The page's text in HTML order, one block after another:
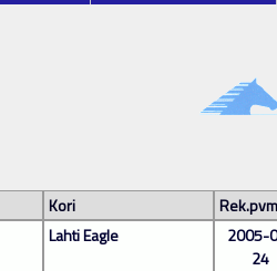
Kori
Rek.pvm
Lahti Eagle
2005-
24